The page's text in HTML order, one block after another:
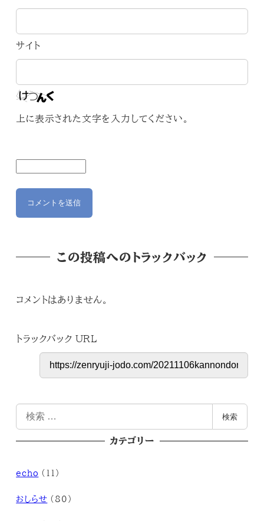
サイト
上に表示された文字を入力してください。
この投稿へのトラックバック
コメントはありません。
トラックバック URL
検索
カテゴリー
echo (11)
おしらせ (80)